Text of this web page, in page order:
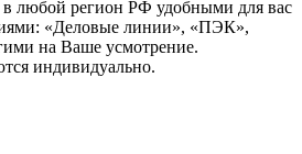
в любой регион РФ удобными для вас
«Деловые линии», «ПЭК»,
на Ваше усмотрение.
индивидуально.